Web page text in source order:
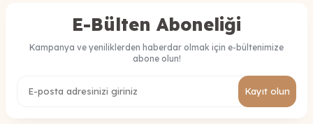
E-Bülten Aboneliği
Kampanya ve yeniliklerden haberdar olmak için e-bültenimize
abone olun!
Kayıt olun